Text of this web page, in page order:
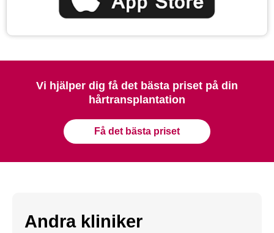
Vi hjälper dig få det bästa priset på din
hårtransplantation
Få det bästa priset
Andra kliniker